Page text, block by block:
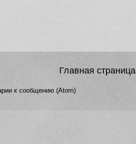
Главная страница
к сообщению (Atom)